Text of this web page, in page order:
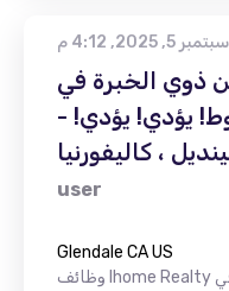
سبتمبر 5, 2025, 4:12 م
ذوي الخبرة في
يؤدي! يؤدي! -
، كاليفورنيا
user
Glendale CA US
وظائف Ihome Realty في Glendale ، كاليفورنيا تسعى Ihome